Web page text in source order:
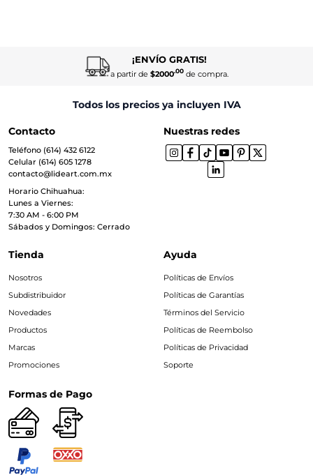
¡ENVÍO GRATIS!
a partir de $2000.00de compra.
Todos los precios ya incluyen IVA
Contacto
Teléfono (614) 432 6122
Celular (614) 605 1278
contacto@lideart.com.mx
Horario Chihuahua:
Lunes a Viernes:
7:30 AM - 6:00 PM
Sábados y Domingos: Cerrado
Nuestras redes
Tienda
Nosotros
Subdistribuidor
Novedades
Productos
Marcas
Promociones
Ayuda
Políticas de Envíos
Políticas de Garantías
Términos del Servicio
Políticas de Reembolso
Políticas de Privacidad
Soporte
Formas de Pago